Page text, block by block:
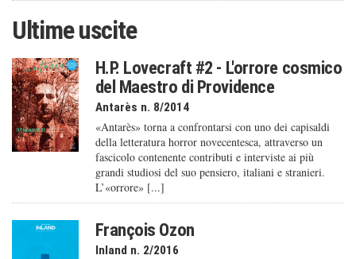
Ultime uscite
H.P. Lovecraft #2 - L'orrore cosmico
del Maestro di Providence
Antarès n. 8/2014
«Antarès» torna a confrontarsi con uno dei capisaldi
della letteratura horror novecentesca, attraverso un
fascicolo contenente contributi e interviste ai più
grandi studiosi del suo pensiero, italiani e stranieri.
L’«orrore» [...]
François Ozon
Inland n. 2/2016